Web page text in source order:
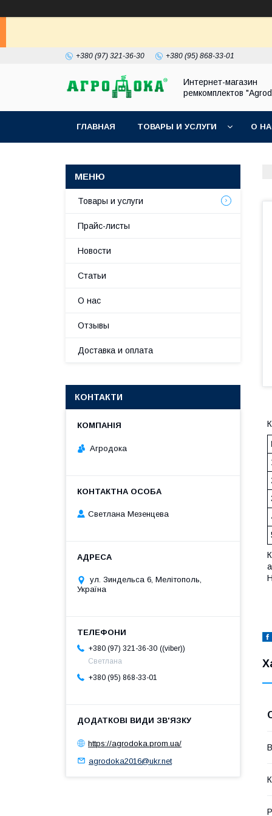
+380 (97) 321-36-30 +380 (95) 868-33-01
Интернет-магазин
ремкомплектов
ГЛАВНАЯ ТОВАРЫ И УСЛУГИ О
Товары и услуги
Прайс-листы
Новости
Статьи
О нас
Отзывы
Доставка и оплата
КОНТАКТИ
Агродока
Светлана Мезенцева
ул. Зиндельса 6, Мелітополь,
Україна
+380 (97) 321-36-30
(viber)
Светлана
+380 (95) 868-33-01
https://agrodoka.prom.ua/
agrodoka2016@ukr.net